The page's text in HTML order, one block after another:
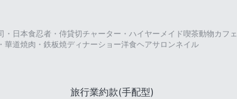
・日本食忍者・侍貸切チャーター・ハイヤーメイド喫茶動物カフェ
華道焼肉・鉄板焼ディナーショー洋食ヘアサロンネイル
旅行業約款(手配型)